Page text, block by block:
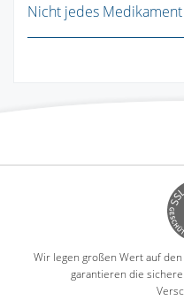
Nicht jedes
Wir legen großen Wert auf
garantieren die